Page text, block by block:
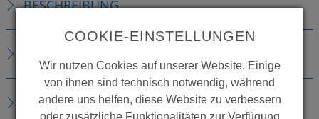
BESCHREIBUNG
ZUBEHÖR
COOKIE-EINSTELLUNGEN
Wir nutzen Cookies auf unserer Website. Einige
von ihnen sind technisch notwendig, während
andere uns helfen, diese Website zu verbessern
oder zusätzliche Funktionalitäten zur Verfügung